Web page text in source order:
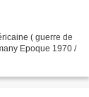
( guerre de
Epoque 1970 /